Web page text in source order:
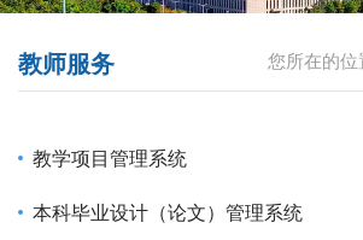
您所在的位
教师服务
教学项目管理系统
本科毕业设计（论文）管理系统